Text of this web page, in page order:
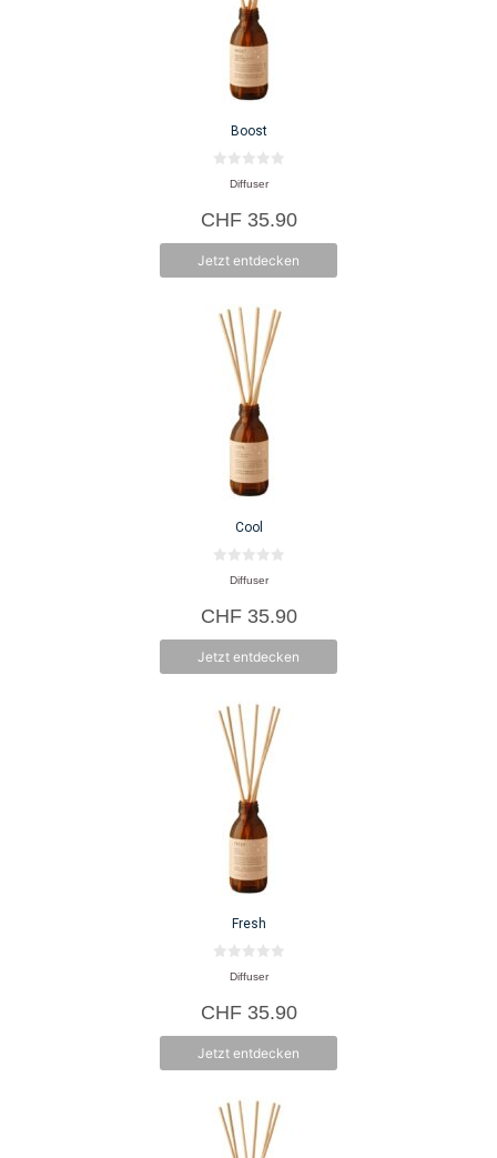
Boost
n
5
Diffuser
CHF35.90
Jetzt entdecken
Cool
n
5
Diffuser
CHF35.90
Jetzt entdecken
Fresh
n
5
Diffuser
CHF35.90
Jetzt entdecken